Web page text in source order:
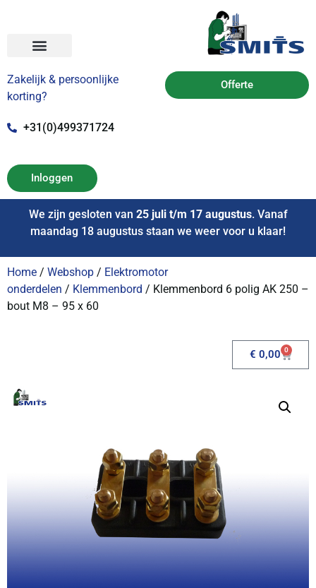
Zakelijk & persoonlijke
korting?
+31(0)499371724
Offerte
Inloggen
We zijn gesloten van 25 juli t/m 17 augustus. Vanaf
maandag 18 augustus staan we weer voor u klaar!
Home / Webshop / Elektromotor
onderdelen / Klemmenbord / Klemmenbord 6 polig AK 250 –
bout M8 – 95 x 60
€ 0,00 0